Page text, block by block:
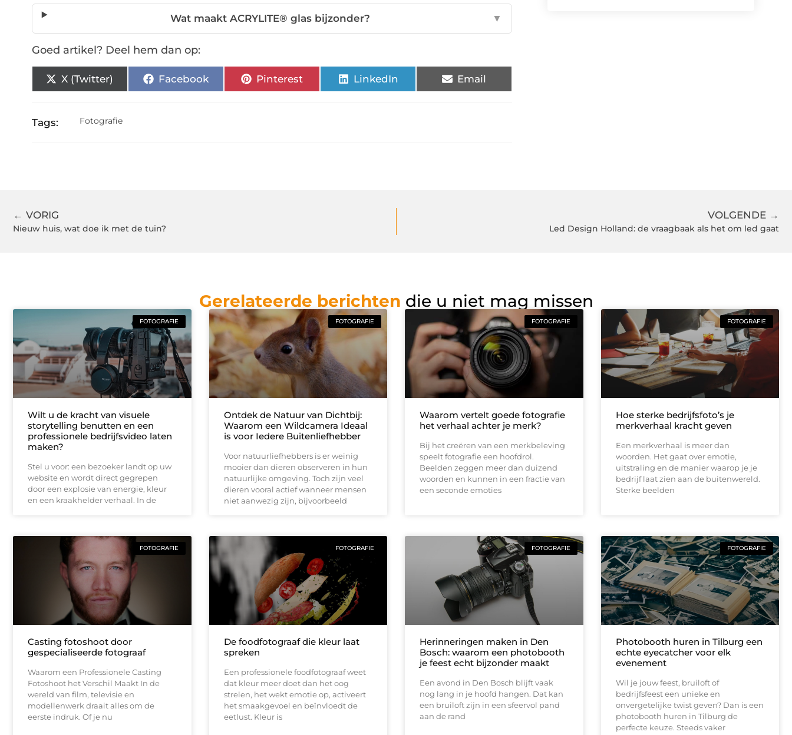
Wat maakt ACRYLITE® glas bijzonder? ▼
Goed artikel? Deel hem dan op:
X (Twitter) Facebook Pinterest LinkedIn Email
Tags: Fotografie
← VORIG
Nieuw huis, wat doe ik met de tuin?
VOLGENDE →
Led Design Holland: de vraagbaak als het om led gaat
Gerelateerde berichten die u niet mag missen
FOTOGRAFIE
Wilt u de kracht van visuele
storytelling benutten en een
professionele bedrijfsvideo laten
maken?
Stel u voor: een bezoeker landt op uw
website en wordt direct gegrepen
door een explosie van energie, kleur
en een kraakhelder verhaal. In de
FOTOGRAFIE
Ontdek de Natuur van Dichtbij:
Waarom een Wildcamera Ideaal
is voor Iedere Buitenliefhebber
Voor natuurliefhebbers is er weinig
mooier dan dieren observeren in hun
natuurlijke omgeving. Toch zijn veel
dieren vooral actief wanneer mensen
niet aanwezig zijn, bijvoorbeeld
FOTOGRAFIE
Waarom vertelt goede fotografie
het verhaal achter je merk?
Bij het creëren van een merkbeleving
speelt fotografie een hoofdrol.
Beelden zeggen meer dan duizend
woorden en kunnen in een fractie van
een seconde emoties
FOTOGRAFIE
Hoe sterke bedrijfsfoto’s je
merkverhaal kracht geven
Een merkverhaal is meer dan
woorden. Het gaat over emotie,
uitstraling en de manier waarop je je
bedrijf laat zien aan de buitenwereld.
Sterke beelden
FOTOGRAFIE
Casting fotoshoot door
gespecialiseerde fotograaf
Waarom een Professionele Casting
Fotoshoot het Verschil Maakt In de
wereld van film, televisie en
modellenwerk draait alles om de
eerste indruk. Of je nu
FOTOGRAFIE
De foodfotograaf die kleur laat
spreken
Een professionele foodfotograaf weet
dat kleur meer doet dan het oog
strelen, het wekt emotie op, activeert
het smaakgevoel en beïnvloedt de
eetlust. Kleur is
FOTOGRAFIE
Herinneringen maken in Den
Bosch: waarom een photobooth
je feest echt bijzonder maakt
Een avond in Den Bosch blijft vaak
nog lang in je hoofd hangen. Dat kan
een bruiloft zijn in een sfeervol pand
aan de rand
FOTOGRAFIE
Photobooth huren in Tilburg een
echte eyecatcher voor elk
evenement
Wil je jouw feest, bruiloft of
bedrijfsfeest een unieke en
onvergetelijke twist geven? Dan is een
photobooth huren in Tilburg de
perfecte keuze. Steeds vaker